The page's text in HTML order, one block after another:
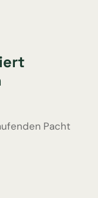
Pacht